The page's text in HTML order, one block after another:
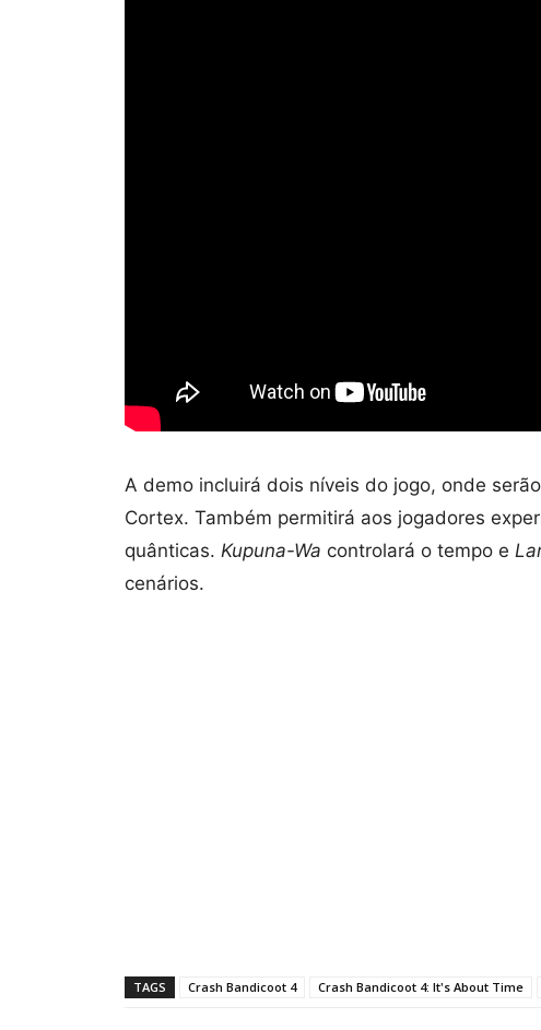
A demo incluirá dois níveis do jogo, onde
Cortex. Também permitirá aos jogadores
quânticas. Kupuna-Wa controlará o tempo e
cenários.
TAGS Crash Bandicoot 4 Crash Bandicoot 4: It's About Time